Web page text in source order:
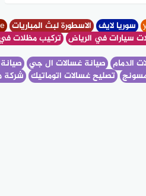
سوريا لايفالاسطورة لبث المبارياتyalla live
سيارات في الرياضتركيب مظلات
الدمامصيانة غسالات ال جي
تصليح غسالات اتوماتيكشركة